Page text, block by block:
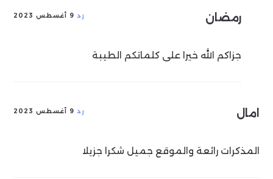
رمضان رد 9 أغسطس 2023
جزاكم الله خيرا على كلماتكم الطيبة
امال رد 9 أغسطس 2023
المذكرات رائعة والموقع جميل شكرا جزيلا